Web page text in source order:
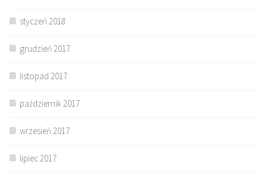
styczeń 2018
grudzień 2017
listopad 2017
październik 2017
wrzesień 2017
lipiec 2017